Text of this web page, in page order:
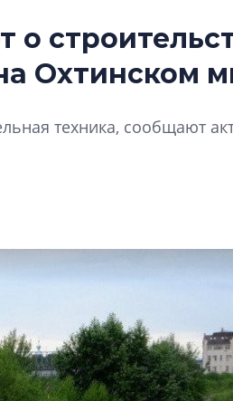
Охтинском
техника, сообщают